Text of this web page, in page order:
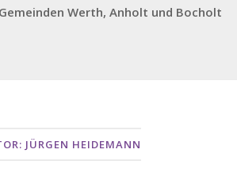
Werth, Anholt und Bocholt
JÜRGEN HEIDEMANN